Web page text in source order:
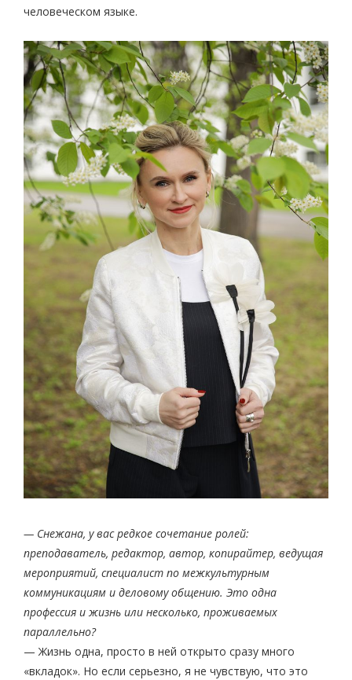
человеческом языке.
— Снежана, у вас редкое сочетание ролей:
преподаватель, редактор, автор, копирайтер, ведущая
мероприятий, специалист по межкультурным
коммуникациям и деловому общению. Это одна
профессия и жизнь или несколько, проживаемых
параллельно?
— Жизнь одна, просто в ней открыто сразу много
«вкладок». Но если серьезно, я не чувствую, что это